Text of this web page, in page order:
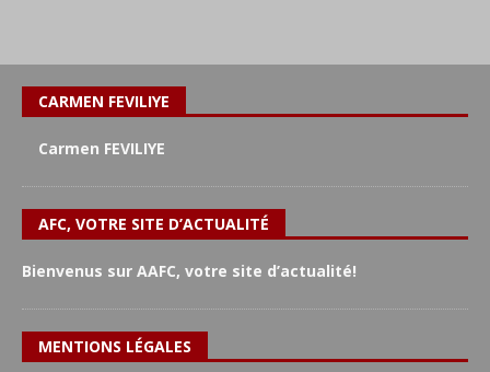
CARMEN FEVILIYE
Carmen FEVILIYE
AFC, VOTRE SITE D’ACTUALITÉ
Bienvenus sur AAFC, votre site d’actualité!
MENTIONS LÉGALES